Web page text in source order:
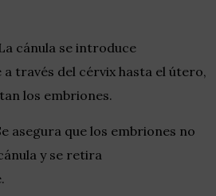
cánula se introduce
través del cérvix hasta el útero,
los embriones.
asegura que los embriones no
y se retira